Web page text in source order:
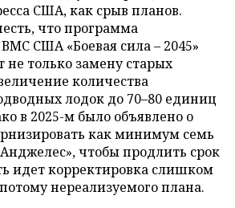
США, как срыв планов.
что программа
США «Боевая сила – 2045»
не только замену старых
количества
лодок до 70–80 единиц
в 2025-м было объявлено о
как минимум семь
чтобы продлить срок
идет корректировка слишком
нереализуемого плана.